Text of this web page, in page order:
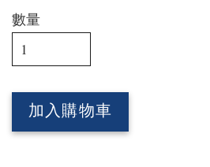
數量
加入購物車